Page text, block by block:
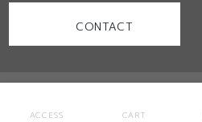
プライバシーポリシー サイトマップ
CONTACT
ACCESS CART